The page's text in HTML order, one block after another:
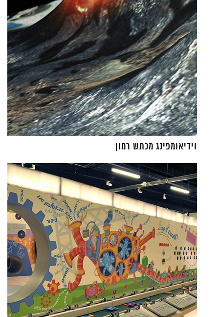
וידיאומפינג מכתש רמון